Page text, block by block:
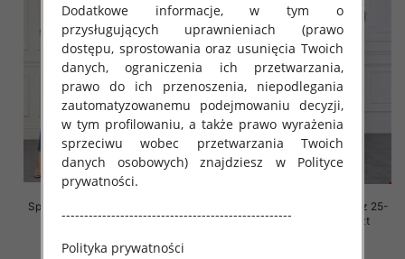
Spodnie damskie jeansy Roz 25-
30, 1 Kolor Paczka 12 szt
52.00 zł
Spodnie damskie jeansy Roz 25-
30, 1 Kolor Paczka 12 szt
Dodatkowe informacje, w tym o
przysługujących uprawnieniach (prawo
dostępu, sprostowania oraz usunięcia Twoich
danych, ograniczenia ich przetwarzania,
prawo do ich przenoszenia, niepodlegania
zautomatyzowanemu podejmowaniu decyzji,
w tym profilowaniu, a także prawo wyrażenia
sprzeciwu wobec przetwarzania Twoich
danych osobowych) znajdziesz w Polityce
prywatności.
---------------------------------------------------
Polityka prywatności